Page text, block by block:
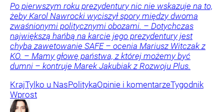
Po pierwszym roku prezydentury nic nie wskazuje na to,
żeby Karol Nawrocki wyciszył spory między dwoma
zwaśnionymi politycznymi obozami. – Dotychczas
największą hańbą na karcie jego prezydentury jest
chyba zawetowanie SAFE – ocenia Mariusz Witczak z
KO. – Mamy głowę państwa, z której możemy być
dumni – kontruje Marek Jakubiak z Rozwoju Plus.
KrajTylko u NasPolitykaOpinie i komentarzeTygodnik
Wprost